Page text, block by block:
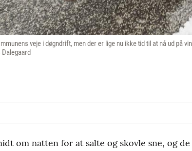
veje i døgndrift, men der er lige nu ikke tid til at nå ud på
om natten for at salte og skovle sne, og